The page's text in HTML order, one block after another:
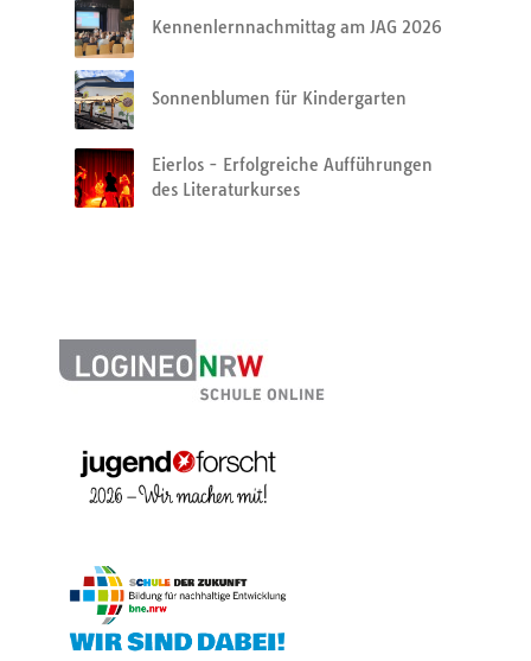
Kennenlernnachmittag am JAG 2026
Sonnenblumen für Kindergarten
Eierlos - Erfolgreiche Aufführungen
des Literaturkurses